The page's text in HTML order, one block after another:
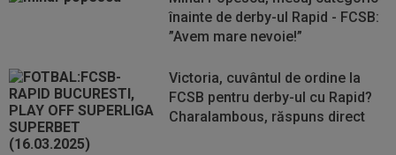
înainte de derby-ul Rapid - FCSB:
”Avem mare nevoie!”
Victoria, cuvântul de ordine la
FCSB pentru derby-ul cu Rapid?
Charalambous, răspuns direct